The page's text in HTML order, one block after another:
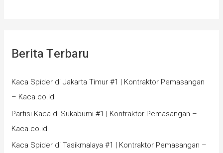
Berita Terbaru
Kaca Spider di Jakarta Timur #1 | Kontraktor Pemasangan
– Kaca.co.id
Partisi Kaca di Sukabumi #1 | Kontraktor Pemasangan –
Kaca.co.id
Kaca Spider di Tasikmalaya #1 | Kontraktor Pemasangan –